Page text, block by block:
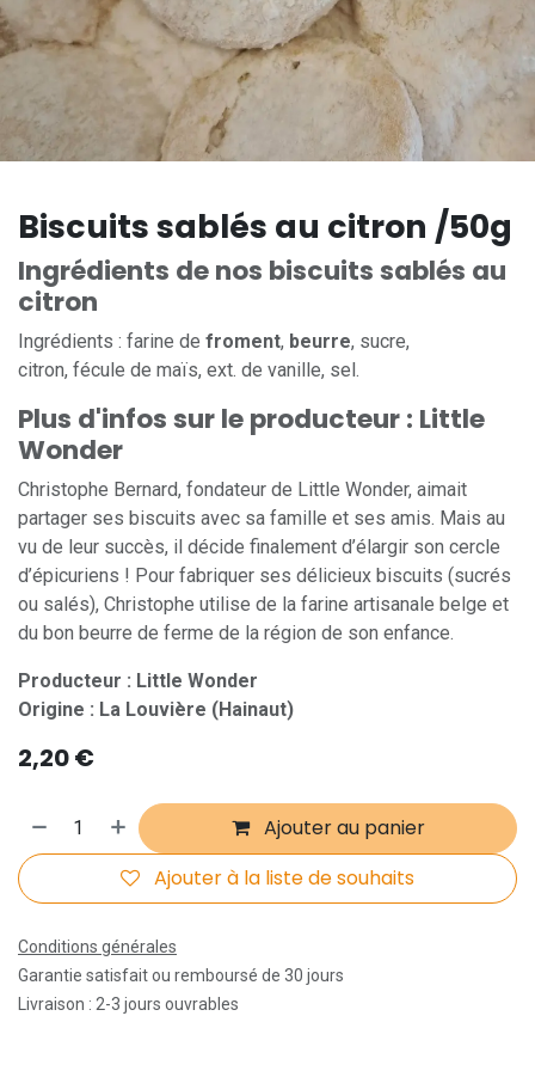
Biscuits sablés au citron /50g
Ingrédients de nos biscuits sablés au
citron
Ingrédients : farine de froment, beurre, sucre,
citron, fécule de maïs, ext. de vanille, sel.
Plus d'infos sur le producteur : Little
Wonder
Christophe Bernard, fondateur de Little Wonder, aimait
partager ses biscuits avec sa famille et ses amis. Mais au
vu de leur succès, il décide finalement d’élargir son cercle
d’épicuriens ! Pour fabriquer ses délicieux biscuits (sucrés
ou salés), Christophe utilise de la farine artisanale belge et
du bon beurre de ferme de la région de son enfance.
Producteur : Little Wonder
Origine : La Louvière (Hainaut)
2,20€
Ajouter au panier
Ajouter à la liste de souhaits
Conditions générales
Garantie satisfait ou remboursé de 30 jours
Livraison : 2-3 jours ouvrables